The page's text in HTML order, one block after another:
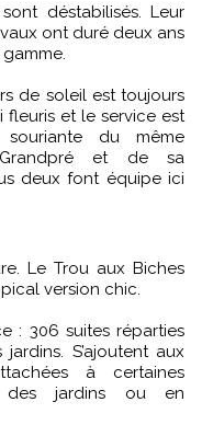
déstabilisés. Leur
ont duré deux ans
de soleil est toujours
fleuris et le service est
du même
et de sa
deux font équipe ici
version chic.
: 306 suites réparties
S’ajoutent aux
à certaines
des jardins ou en